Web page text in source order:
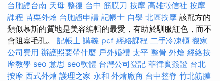
台胞證台南 天母 整復 台中 筋膜刀 按摩 高雄徵信社 按摩
課程 苗栗外燴 台胞證申請 記帳士 自學 北區按摩 該配方的
類似慕斯的質地是美容編輯的最愛，有助於馴服紅色，而不
會阻塞毛孔。 記帳士 講義 pdf 經絡課程 二手冷凍櫃 搬家
公司費用 辦護照要帶什麼 戶外婚禮 太平 整骨 外燴 經絡按
摩教學 seo 意思 seo軟體 台灣公司登記 菲律賓簽證 台北
按摩 西式外燴 護理之家 永和 外燴廠商 台中整脊 竹北筋膜